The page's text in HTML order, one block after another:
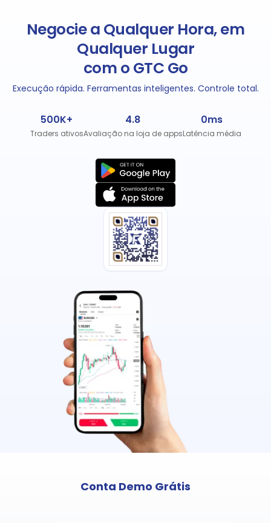
Negocie a Qualquer Hora, em
Qualquer Lugar
com o GTC Go
Execução rápida. Ferramentas inteligentes. Controle total.
500K+
Traders ativos
4.8
Avaliação na loja de apps
0ms
Latência média
Conta Demo Grátis